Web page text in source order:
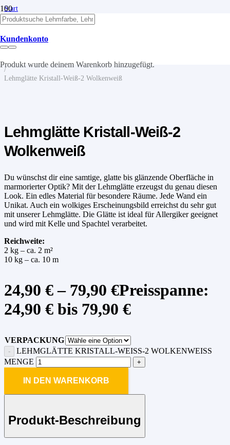
Kundenkonto
Produkt wurde deinem Warenkorb hinzugefügt.
Start
/
Lehm
/
Lehmputze
Lehmglätte
/
Lehmglätte Kristall-Weiß-2 Wolkenweiß
Lehmglätte Kristall-Weiß-2
Wolkenweiß
Du wünschst dir eine samtige, glatte bis glänzende Oberfläche in
marmorierter Optik? Mit der Lehmglätte erzeugst du genau diesen
Look. Ein edles Material für besondere Räume. Jede Wand ein
Unikat. Auch ein wolkiges Erscheinungsbild erreichst du sehr gut
mit unserer Lehmglätte. Die Glätte ist ideal für Allergiker geeignet
und wird mit Kelle und Spachtel verarbeitet.
Reichweite:
2 kg – ca. 2 m²
10 kg – ca. 10 m
24,90 € – 79,90 €Preisspanne:
24,90 € bis 79,90 €
VERPACKUNG
LEHMGLÄTTE KRISTALL-WEISS-2 WOLKENWEISS ME
NGE
IN DEN WARENKORB
Produkt-Beschreibung